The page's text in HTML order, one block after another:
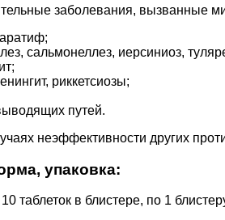
заболевания, вызванные
сальмонеллез, иерсиниоз,
риккетсиозы;
путей.
неэффективности других
упаковка:
таблеток в блистере, по 1